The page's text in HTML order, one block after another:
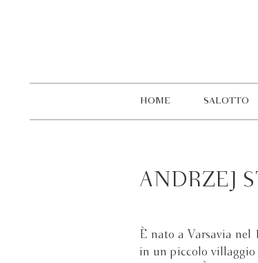
HOME SALOTTO
ANDRZEJ
È nato a Varsavia nel
in un piccolo villaggio